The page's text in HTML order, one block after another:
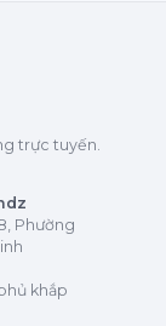
trực tuyến.
Phường
khắp